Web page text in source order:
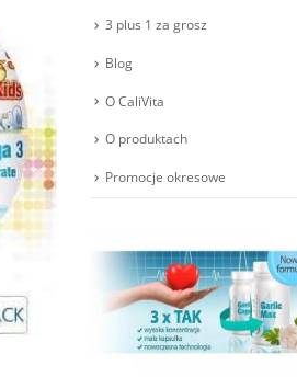
3 plus 1 za grosz
Blog
O CaliVita
O produktach
Promocje okresowe